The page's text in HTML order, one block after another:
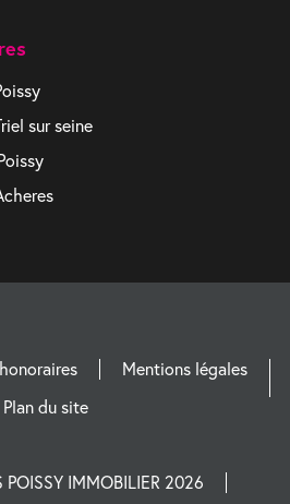
sur seine
Mentions légales
Plan du site
IMMOBILIER 2026